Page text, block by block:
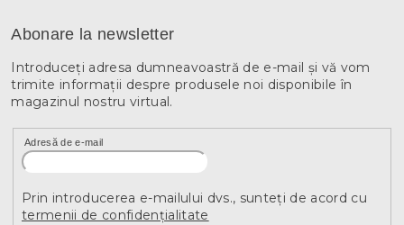
Abonare la newsletter
Introduceţi adresa dumneavoastră de e-mail şi vă vom
trimite informaţii despre produsele noi disponibile în
magazinul nostru virtual.
Adresă de e-mail
Prin introducerea e-mailului dvs., sunteți de acord cu
termenii de confidențialitate